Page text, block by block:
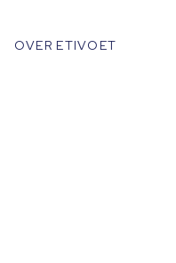
OVER ETIVOET